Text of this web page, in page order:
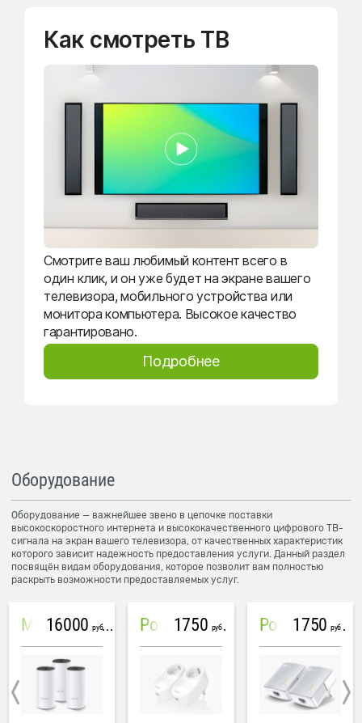
Как смотреть ТВ
Смотрите ваш любимый контент всего в
один клик, и он уже будет на экране вашего
телевизора, мобильного устройства или
монитора компьютера. Высокое качество
гарантировано.
Подробнее
Оборудование
Оборудование — важнейшее звено в цепочке поставки
высокоскоростного интернета и высококачественного цифрового ТВ-
сигнала на экран вашего телевизора, от качественных характеристик
которого зависит надежность предоставления услуги. Данный раздел
посвящён видам оборудования, которое позволит вам полностью
раскрыть возможности предоставляемых услуг.
Mesh система TP-Link Deco M4 (3 устройства)
16000 руб PowerLine Tenda PH6
1750 руб PowerLine TP-Link AV600
1750 руб